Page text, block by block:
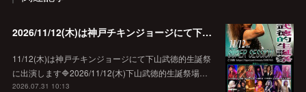
2026/11/12(木)は神戸チキンジョージにて下山武徳的生誕祭に出演します♪
11/12(木)は神戸チキンジョージにて下山武徳的生誕祭
に出演します🔷2026/11/12(木)下山武徳的生誕祭場…
2026.07.31 10:13